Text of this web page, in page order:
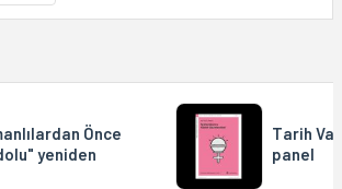
Önce
yeniden
Tarih
panel